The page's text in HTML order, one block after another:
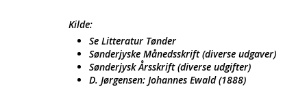
Kilde:
Se Litteratur Tønder
Sønderjyske Månedsskrift (diverse udgaver)
Sønderjysk Årsskrift (diverse udgifter)
D. Jørgensen: Johannes Ewald (1888)